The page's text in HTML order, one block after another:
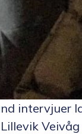
intervjuer